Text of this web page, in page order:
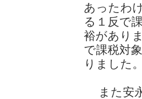
あったわ
る１反で
裕があり
で課税対
りました
また安